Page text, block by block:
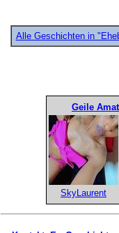
Alle Geschichten in
Geile
SkyLaurent